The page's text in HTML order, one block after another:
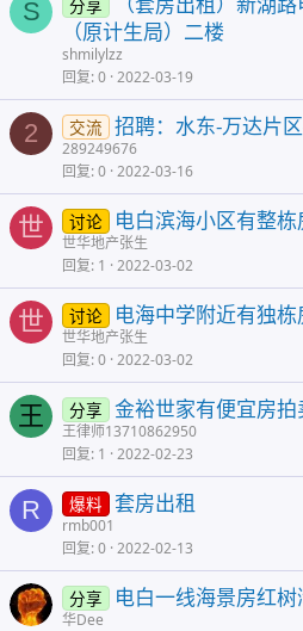
S 分享
（原计生局）二楼
shmilylzz
回复 0 2022-03-19
2 交流 招聘：水东-万达片
289249676
回复 0 2022-03-16
世 讨论 电白滨海小区有整栋
世华地产张生
回复 1 2022-03-02
世 讨论 电海中学附近有独
世华地产张生
回复 0 2022-03-02
王 分享 金裕世家有便宜房拍
王律师13710862950
回复 1 2022-02-23
R 爆料 套房出租
rmb001
回复 0 2022-02-13
分享 电白一线海景房红
华Dee